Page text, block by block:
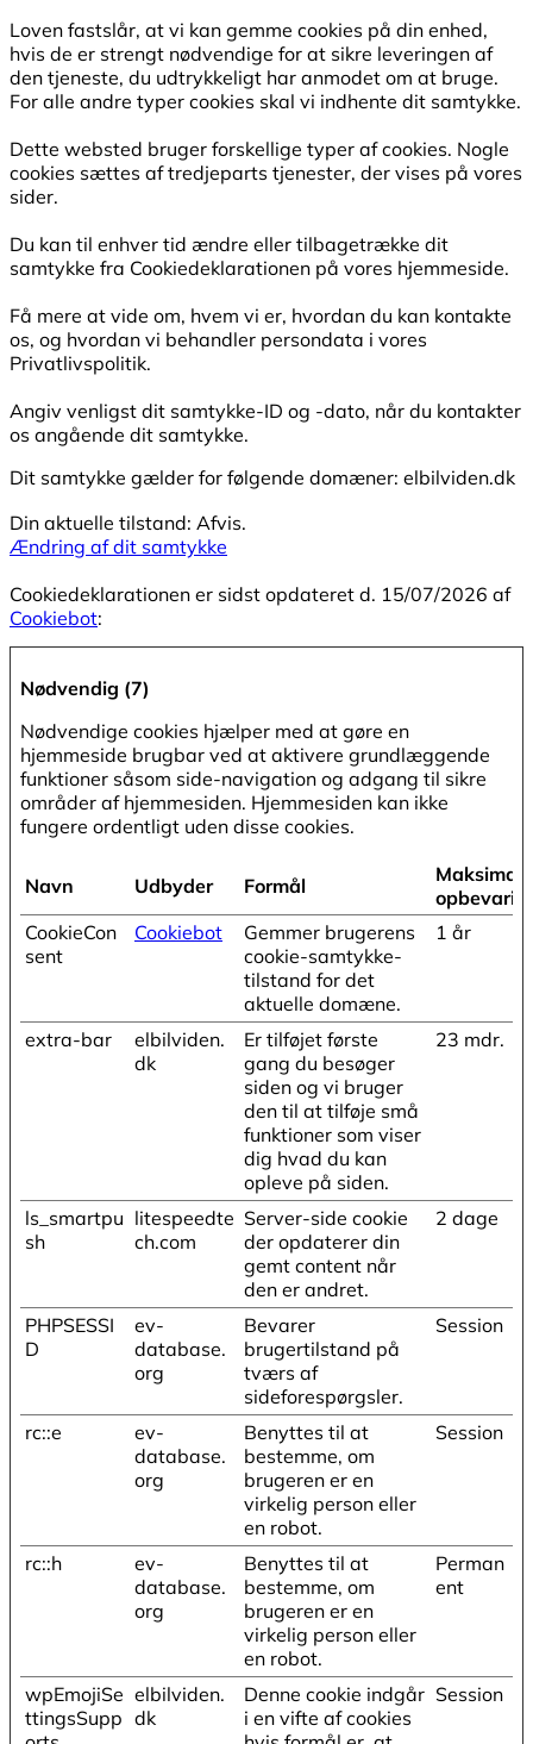
Loven fastslår, at vi kan gemme cookies på din enhed,
hvis de er strengt nødvendige for at sikre leveringen af
den tjeneste, du udtrykkeligt har anmodet om at bruge.
For alle andre typer cookies skal vi indhente dit samtykke.
Dette websted bruger forskellige typer af cookies. Nogle
cookies sættes af tredjeparts tjenester, der vises på vores
sider.
Du kan til enhver tid ændre eller tilbagetrække dit
samtykke fra Cookiedeklarationen på vores hjemmeside.
Få mere at vide om, hvem vi er, hvordan du kan kontakte
os, og hvordan vi behandler persondata i vores
Privatlivspolitik.
Angiv venligst dit samtykke-ID og -dato, når du kontakter
os angående dit samtykke.
Dit samtykke gælder for følgende domæner: elbilviden.dk
Din aktuelle tilstand: Afvis.
Ændring af dit samtykke
Cookiedeklarationen er sidst opdateret d. 15/07/2026 af
Cookiebot:
Nødvendig (7)
Nødvendige cookies hjælper med at gøre en
hjemmeside brugbar ved at aktivere grundlæggende
funktioner såsom side-navigation og adgang til sikre
områder af hjemmesiden. Hjemmesiden kan ikke
fungere ordentligt uden disse cookies.
Navn Udbyder Formål
Maksimal
CookieCon
sent
Cookiebot
Gemmer brugerens
cookie-samtykke-
tilstand for det
aktuelle domæne.
1 år
extra-bar
elbilviden.
dk
Er tilføjet første
gang du besøger
siden og vi bruger
den til at tilføje små
funktioner som viser
dig hvad du kan
opleve på siden.
23 mdr.
ls_smartpu
sh
litespeedte
ch.com
Server-side cookie
der opdaterer din
gemt content når
den er andret.
2 dage
PHPSESSI
D
ev-
database.
org
Bevarer
brugertilstand på
tværs af
sideforespørgsler.
Session
rc::e
ev-
database.
org
Benyttes til at
bestemme, om
brugeren er en
virkelig person eller
en robot.
Session
rc::h
ev-
database.
org
Benyttes til at
bestemme, om
brugeren er en
virkelig person eller
en robot.
Perman
ent
wpEmojiSe
ttingsSupp
elbilviden.
dk
Denne cookie indgår
i en vifte af cookies
Session